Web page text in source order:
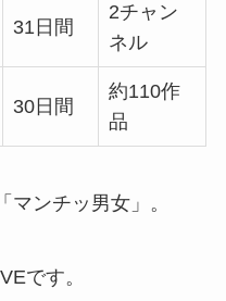
31日間
2チャン
ネル
30日間
約110作
品
マンチッ男女」。
です。